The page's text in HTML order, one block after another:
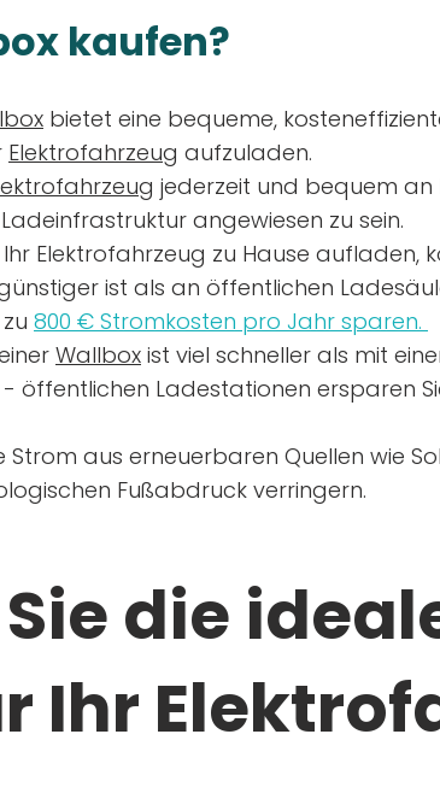
kaufen?
bietet eine bequeme,
Elektrofahrzeug aufzuladen.
jederzeit und bequem an
angewiesen zu sein.
Ihr Elektrofahrzeug zu Hause aufladen,
ist als an öffentlichen
800 € Stromkosten pro Jahr sparen.
Wallbox ist viel schneller als mit
Ladestationen ersparen
Strom aus erneuerbaren Quellen wie
Fußabdruck verringern.
die
Ihr